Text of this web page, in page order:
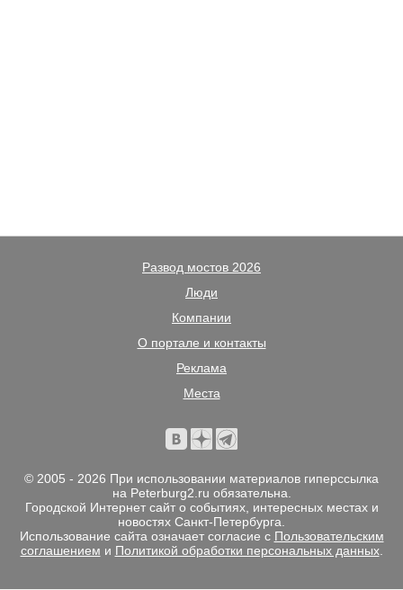
Развод мостов 2026
Люди
Компании
О портале и контакты
Реклама
Места
© 2005 - 2026 При использовании материалов гиперссылка
на Peterburg2.ru обязательна.
Городской Интернет сайт о событиях, интересных местах и
новостях Санкт-Петербурга.
Использование сайта означает согласие с Пользовательским
соглашением и Политикой обработки персональных данных.